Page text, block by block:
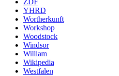
ZDF
YHRD
Wortherkunft
Workshop
Woodstock
Windsor
William
Wikipedia
Westfalen